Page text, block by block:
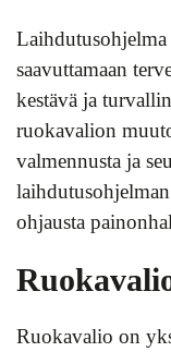
saavuttamaan
kestävä ja
ruokavalion
valmennusta ja
ohjausta
Ruokavalio on